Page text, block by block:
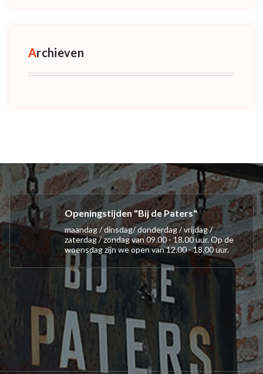
Archieven
Openingstijden "Bij de Paters"
maandag / dinsdag/ donderdag / vrijdag /
zaterdag / zondag van 09.00 - 18.00 uur. Op de
woensdag zijn we open van 12.00 - 18.00 uur.